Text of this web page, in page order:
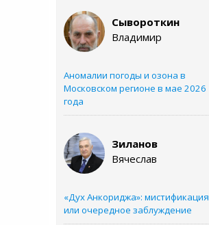
Сывороткин
Владимир
Аномалии погоды и озона в
Московском регионе в мае 2026
года
Зиланов
Вячеслав
«Дух Анкориджа»: мистификация
или очередное заблуждение